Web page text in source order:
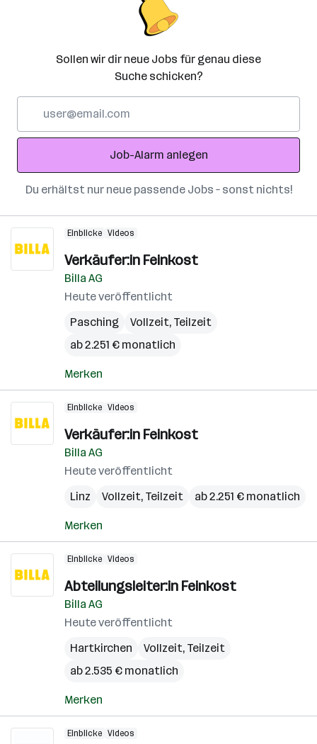
Sollen wir dir neue Jobs für genau diese
Suche schicken?
Adresse
Job-Alarm anlegen
Du erhältst nur neue passende Jobs – sonst nichts!
Einblicke Videos
Verkäufer:in Feinkost
Billa AG
Heute veröffentlicht
Pasching
Vollzeit, Teilzeit
ab 2.251 € monatlich
Merken
Einblicke Videos
Verkäufer:in Feinkost
Billa AG
Heute veröffentlicht
Linz
Vollzeit, Teilzeit ab 2.251 € monatlich
Merken
Einblicke Videos
Abteilungsleiter:in Feinkost
Billa AG
Heute veröffentlicht
Hartkirchen
Vollzeit, Teilzeit
ab 2.535 € monatlich
Merken
Einblicke Videos